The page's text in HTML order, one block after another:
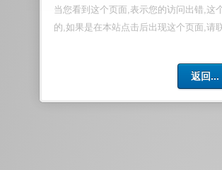
当您看到这个页面,表示您的访问出错,这
的,如果是在本站点击后出现这个页面,请
返回...